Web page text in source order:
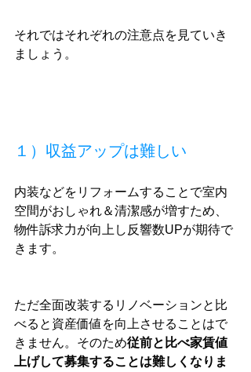
それではそれぞれの注意点を見ていき
ましょう。
１）収益アップは難しい
内装などをリフォームすることで室内
空間がおしゃれ＆清潔感が増すため、
物件訴求力が向上し反響数UPが期待で
きます。
ただ全面改装するリノベーションと比
べると資産価値を向上させることはで
きません。そのため従前と比べ家賃値
上げして募集することは難しくなりま